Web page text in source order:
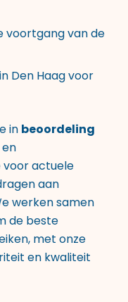
voortgang van de
Den Haag voor
in beoordeling
en
voor actuele
aan
werken samen
de beste
met onze
en kwaliteit